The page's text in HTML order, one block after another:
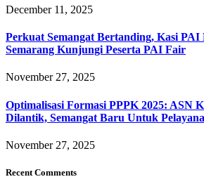
December 11, 2025
Perkuat Semangat Bertanding, Kasi PAI
Semarang Kunjungi Peserta PAI Fair
November 27, 2025
Optimalisasi Formasi PPPK 2025: ASN
Dilantik, Semangat Baru Untuk
November 27, 2025
Recent Comments